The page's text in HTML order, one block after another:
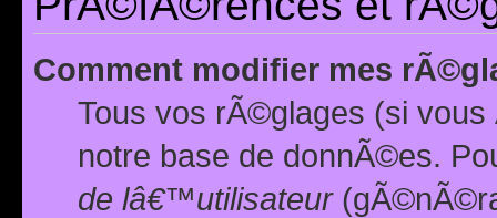
Comment modifier mes
Tous vos rÃ©glages (si
notre base de donnÃ©es.
de lâ€™utilisateur